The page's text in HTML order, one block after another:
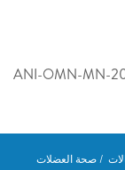
ANI-OMN-MN-
صحة العضلات